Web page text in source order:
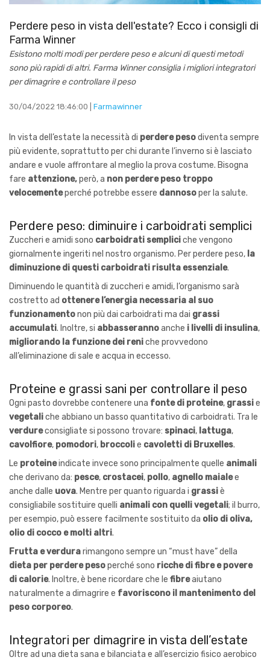
Perdere peso in vista dell'estate? Ecco i consigli di
Farma Winner
Esistono molti modi per perdere peso e alcuni di questi metodi
sono più rapidi di altri. Farma Winner consiglia i migliori integratori
per dimagrire e controllare il peso
30/04/2022 18:46:00 | Farmawinner
In vista dell’estate la necessità di perdere pesodiventa sempre
più evidente, soprattutto per chi durante l’inverno si è lasciato
andare e vuole affrontare al meglio la prova costume. Bisogna
fare attenzione,però, a non perdere peso troppo
velocementeperché potrebbe essere dannosoper la salute.
Perdere peso: diminuire i carboidrati semplici
Zuccheri e amidi sono carboidrati sempliciche vengono
giornalmente ingeriti nel nostro organismo. Per perdere peso, la
diminuzione di questi carboidrati risulta essenziale.
Diminuendo le quantità di zuccheri e amidi, l’organismo sarà
costretto ad ottenere l’energia necessaria al suo
funzionamentonon più dai carboidrati ma dai grassi
accumulati. Inoltre, si abbasserannoanche i livelli di insulina,
migliorando la funzione dei reniche provvedono
all’eliminazione di sale e acqua in eccesso.
Proteine e grassi sani per controllare il peso
Ogni pasto dovrebbe contenere una fonte di proteine, grassie
vegetaliche abbiano un basso quantitativo di carboidrati. Tra le
verdureconsigliate si possono trovare: spinaci, lattuga,
cavolfiore, pomodori, broccolie cavoletti di Bruxelles.
Le proteineindicate invece sono principalmente quelle animali
che derivano da: pesce, crostacei, pollo, agnello maialee
anche dalle uova. Mentre per quanto riguarda i grassiè
consigliabile sostituire quelli animali con quelli vegetali; il burro,
per esempio, può essere facilmente sostituito da olio di oliva,
olio di cocco e molti altri.
Frutta e verdurarimangono sempre un “must have” della
dieta per perdere pesoperché sono ricche di fibre e povere
di calorie. Inoltre, è bene ricordare che le fibreaiutano
naturalmente a dimagrire e favoriscono il mantenimento del
peso corporeo.
Integratori per dimagrire in vista dell’estate
Oltre ad una dieta sana e bilanciata e all’esercizio fisico aerobico